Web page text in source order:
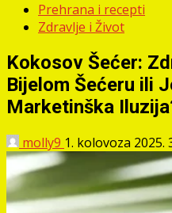
Prehrana i recepti
Zdravlje i Život
Kokosov Šećer:
Bijelom Šećeru ili
Marketinška
molly9 1. kolovoza 2025.